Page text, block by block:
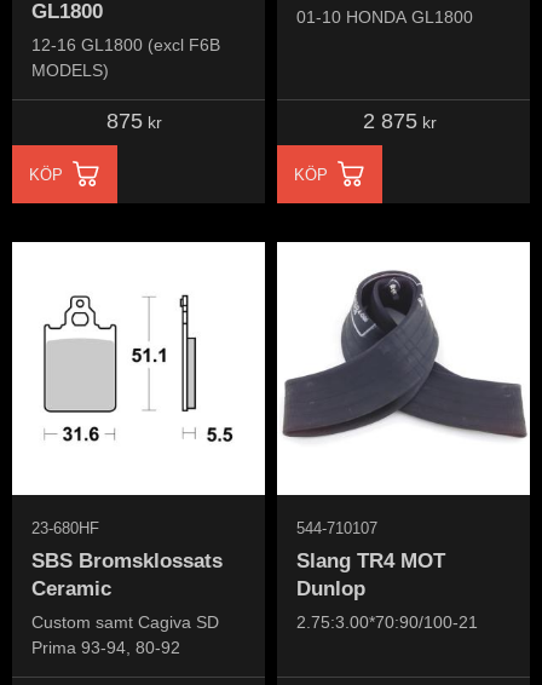
GL1800
12-16 GL1800 (excl F6B
MODELS)
875 kr
KÖP
01-10 HONDA GL1800
2 875kr
KÖP
SBS Bromsklossats
Ceramic
Custom samt Cagiva SD
Prima 93-94, 80-92
23-680HF
Slang TR4 MOT
Dunlop
2.75:3.00*70:90/100-21
544-710107